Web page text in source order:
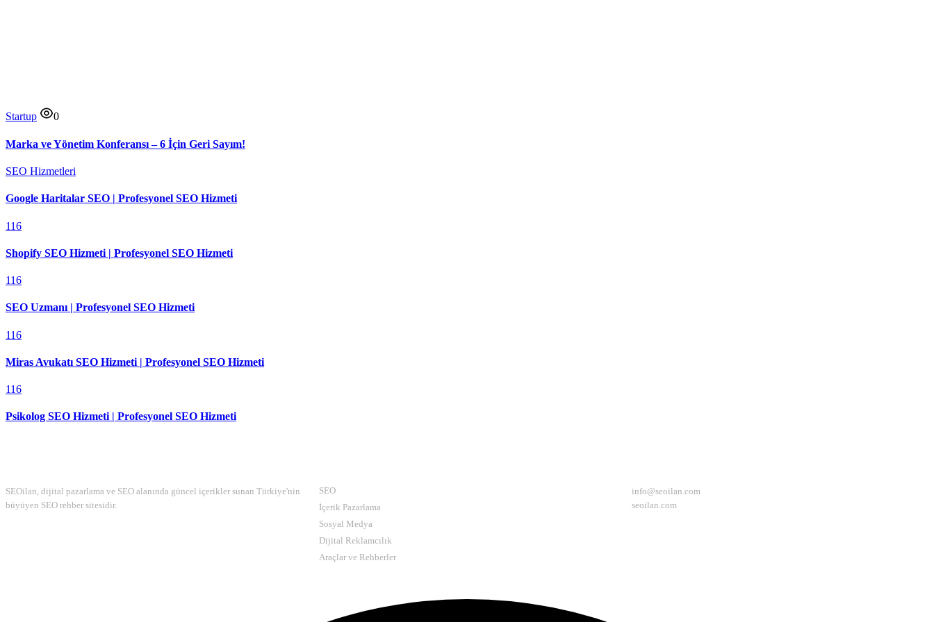
Startup 0
Marka ve Yönetim Konferansı – 6 İçin Geri Sayım!
SEO Hizmetleri
Google Haritalar SEO | Profesyonel SEO Hizmeti
116
Shopify SEO Hizmeti | Profesyonel SEO Hizmeti
116
SEO Uzmanı | Profesyonel SEO Hizmeti
116
Miras Avukatı SEO Hizmeti | Profesyonel SEO Hizmeti
116
Psikolog SEO Hizmeti | Profesyonel SEO Hizmeti
SEOilan, dijital pazarlama ve SEO alanında güncel içerikler sunan Türkiye'nin
büyüyen SEO rehber sitesidir.
SEO
İçerik Pazarlama
Sosyal Medya
Dijital Reklamcılık
Araçlar ve Rehberler
info@seoilan.com
seoilan.com